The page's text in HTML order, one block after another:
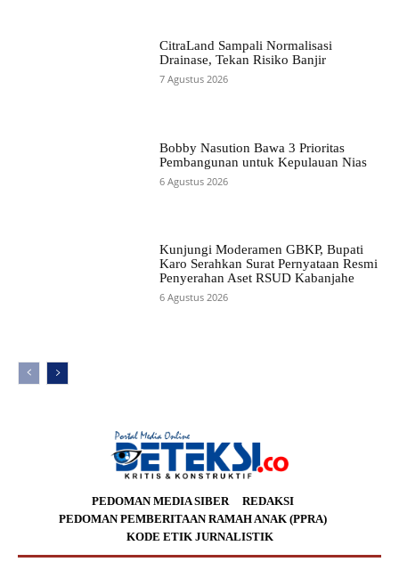
CitraLand Sampali Normalisasi
Drainase, Tekan Risiko Banjir
7 Agustus 2026
Bobby Nasution Bawa 3 Prioritas
Pembangunan untuk Kepulauan Nias
6 Agustus 2026
Kunjungi Moderamen GBKP, Bupati
Karo Serahkan Surat Pernyataan Resmi
Penyerahan Aset RSUD Kabanjahe
6 Agustus 2026
PEDOMAN MEDIA SIBER
REDAKSI
PEDOMAN PEMBERITAAN RAMAH ANAK (PPRA)
KODE ETIK JURNALISTIK